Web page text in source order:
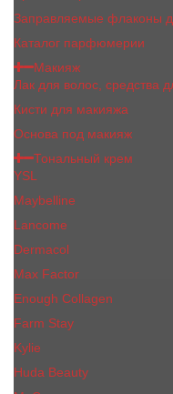
Заправляемые флаконы
Каталог парфюмерии
Макияж
Лак для волос, средства
Кисти для макияжа
Основа под макияж
Тональный крем
YSL
Maybelline
Lancome
Dermacol
Max Factor
Enough Collagen
Farm Stay
Kylie
Huda Beauty